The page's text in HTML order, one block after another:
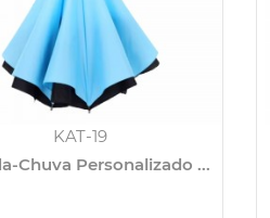
KAT-19
Chuva Personalizado ...